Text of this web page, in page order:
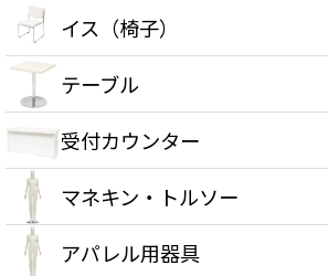
イス（椅子）
テーブル
受付カウンター
マネキン・トルソー
アパレル用器具